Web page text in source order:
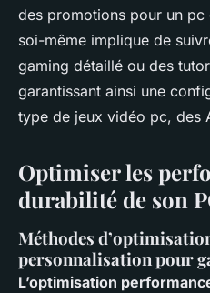
des promotions pour un pc
soi-même implique de
gaming détaillé ou des
garantissant ainsi une
type de jeux vidéo pc, des
Optimiser les
durabilité de son
Méthodes
personnalisation pour
L’optimisation